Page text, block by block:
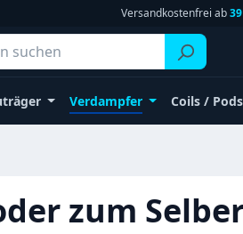
Versandkostenfrei ab
Verdampfer Coils / Pods
zum